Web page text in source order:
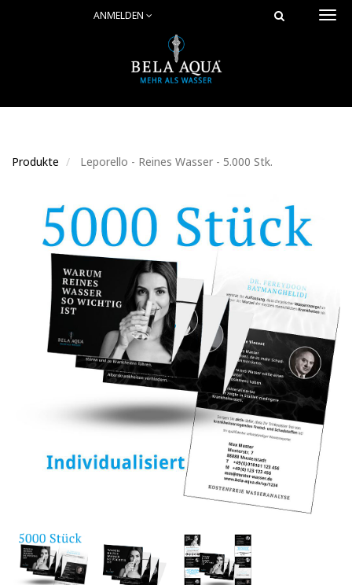
ANMELDEN
Produkte Leporello - Reines Wasser - 5.000 Stk.